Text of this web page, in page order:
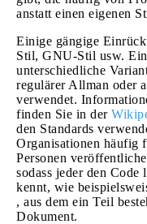
anstatt einen eigenen
Einige gängige
Stil, GNU-Stil usw.
unterschiedliche
regulärer Allman oder
verwendet.
finden Sie in der
den Standards
Organisationen häufig
Personen
sodass jeder den
kennt, wie
, aus dem ein Teil
Dokument.